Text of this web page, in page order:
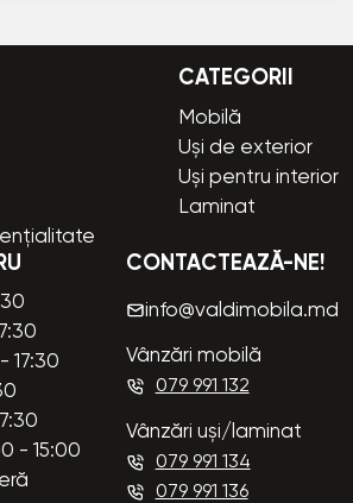
CATEGORII
Mobilă
Uși de exterior
Uși pentru interior
Laminat
17:30
- 15:00
CONTACTEAZĂ-NE!
info@valdimobila.md
Vânzări mobilă
079 991 132
Vânzări uși/laminat
079 991 134
079 991 136